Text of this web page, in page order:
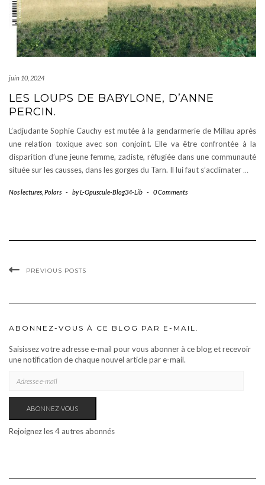
juin 10, 2024
LES LOUPS DE BABYLONE, D’ANNE
PERCIN.
L’adjudante Sophie Cauchy est mutée à la gendarmerie de Millau après
une relation toxique avec son conjoint. Elle va être confrontée à la
disparition d’une jeune femme, zadiste, réfugiée dans une communauté
située sur les causses, dans les gorges du Tarn. Il lui faut s’acclimater …
Nos lectures Polars - byL-Opuscule-Blog34-Lib - 0 Comments
PREVIOUS POSTS
ABONNEZ-VOUS À CE BLOG PAR E-MAIL.
Saisissez votre adresse e-mail pour vous abonner à ce blog et recevoir
une notification de chaque nouvel article par e-mail.
ABONNEZ-VOUS
Rejoignez les 4 autres abonnés